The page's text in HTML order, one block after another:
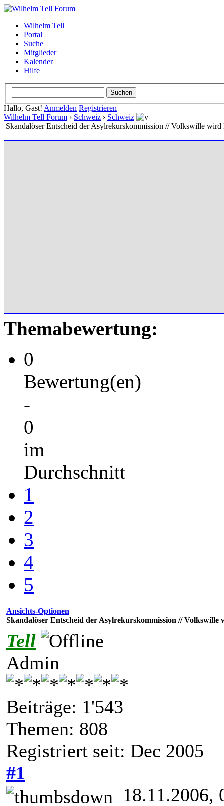
Wilhelm Tell
Portal
Suche
Mitglieder
Kalender
Hilfe
Hallo, Gast! Anmelden Registrieren
Wilhelm Tell Forum › Schweiz › Schweiz
Skandalöser Entscheid der Asylrekurskommission // Volkswille wird
Themabewertung:
0
Bewertung(en)
-
0
im
Durchschnitt
1
2
3
4
5
Ansichts-Optionen
Skandalöser Entscheid der Asylrekurskommission // Volkswille
Tell
Admin
Beiträge: 1'543
Themen: 808
Registriert seit: Dec 2005
#1
18.11.2006,